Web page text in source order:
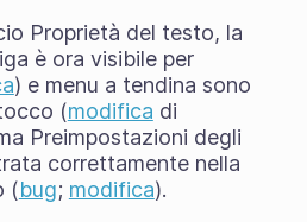
Proprietà del testo, la
è ora visibile per
) e menu a tendina sono
(modifica di
Preimpostazioni degli
correttamente nella
(bug; modifica).